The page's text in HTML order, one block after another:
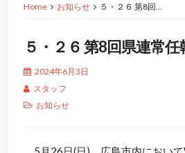
Home お知らせ ５・２６ 第8回…
５・２６ 第8回県連常任
2024年6月3日
スタッフ
お知らせ